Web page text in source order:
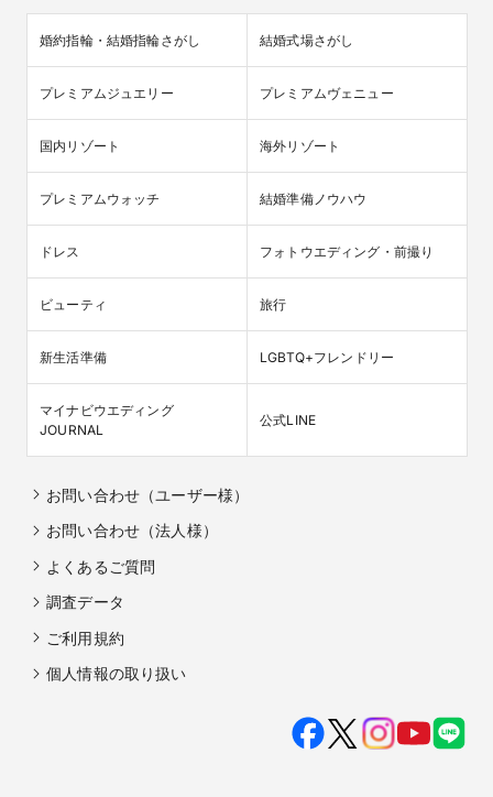
婚約指輪・結婚指輪さがし 結婚式場さがし
プレミアムジュエリー プレミアムヴェニュー
国内リゾート 海外リゾート
プレミアムウォッチ 結婚準備ノウハウ
ドレス フォトウエディング・前撮り
ビューティ 旅行
新生活準備 LGBTQ+フレンドリー
マイナビウエディング
JOURNAL
公式LINE
お問い合わせ（ユーザー様）
お問い合わせ（法人様）
よくあるご質問
調査データ
ご利用規約
個人情報の取り扱い